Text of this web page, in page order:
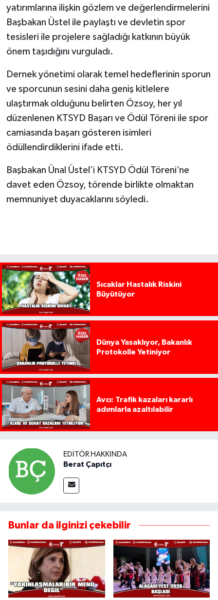
yatırımlarına ilişkin gözlem ve değerlendirmelerini
Başbakan Üstel ile paylaştı ve devletin spor
tesisleri ile projelere sağladığı katkının büyük
önem taşıdığını vurguladı.
Dernek yönetimi olarak temel hedeflerinin sporun
ve sporcunun sesini daha geniş kitlelere
ulaştırmak olduğunu belirten Özsoy, her yıl
düzenlenen KTSYD Başarı ve Ödül Töreni ile spor
camiasında başarı gösteren isimleri
ödüllendirdiklerini ifade etti.
Başbakan Ünal Üstel’i KTSYD Ödül Töreni’ne
davet eden Özsoy, törende birlikte olmaktan
memnuniyet duyacaklarını söyledi.
Sıcaklar Hastalık Riskini
Büyütüyor
Dünya Yasaklıyor, Bakanlık
Protokolle Yetiniyor
Avcı: Trafik kazaları kararlı
adımlarla azaltılabilir
EDITÖR HAKKINDA
Berat Çapıtçı
Bunlar da ilginizi çekebilir